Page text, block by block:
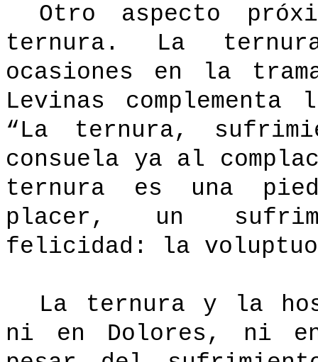
Otro aspecto
ternura. La
ocasiones en la
Levinas
“La ternura,
consuela ya al
ternura es una
placer, un
felicidad: la
La ternura y la
ni en Dolores, ni